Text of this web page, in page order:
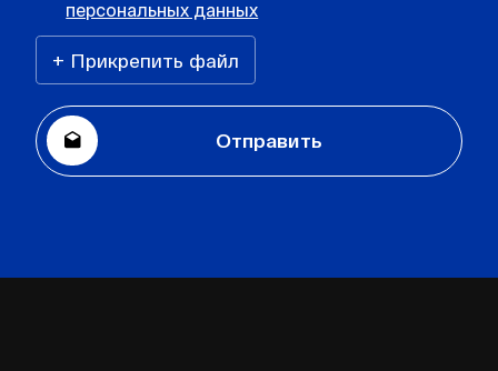
персональных данных
+ Прикрепить файл
Отправить